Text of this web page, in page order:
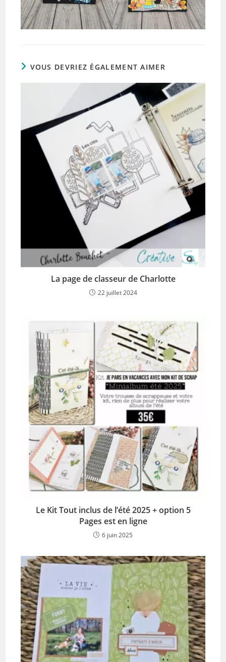
VOUS DEVRIEZ ÉGALEMENT AIMER
La page de classeur de Charlotte
22 juillet 2024
Le Kit Tout inclus de l’été 2025 + option 5
Pages est en ligne
6 juin 2025